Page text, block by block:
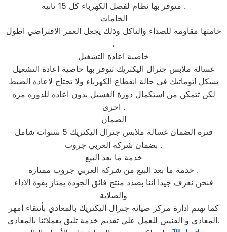
متوفر بها نظام لفصل الكهرباء كل 15 ثانيه .
الخامات
خامتها مقاومه للصداء والتاكل وذلك يجعل العمر الافتراضي اطول
.
خاصية اعادة التشغيل
غسالة ملابس جنرال اليكتريك تتوفر بها خاصية اعادة التشغيل
بشكل اتوماتيك في حالة انقطاع الكهرباء ولا تحتاج لاعادة الضبط
لكن تتمكن من استكمال دورة الغسيل بدون اعاده للدوره مره
اخرى .
الضمان
فترة الضمان غسالة ملابس جنرال اليكتريك 5 سنوات شامل
بضمان شركة العربي جروب .
خدمة ما بعد البيع
خدمة ما بعد البيع من شركة العربي جروب ممتازه .
فنحن نعرف جيدا اننا بصدد منتج فائق الجودة يمتاز بقوة الاداء
والصلابة
كما تهتم ادارة مركز صيانه جنرال اليكتريك بالمعادي بأنتقاء امهر
المعادي و الفنيين للعمل علي تقديم خدمة تليق بعملائنا بالمعادي.